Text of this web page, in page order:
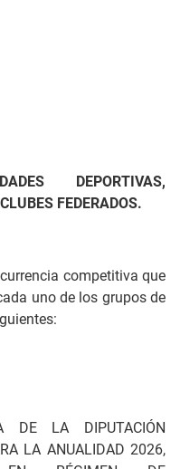
DEPORTIVAS,
FEDERADOS.
competitiva que
uno de los grupos de
DE LA DIPUTACIÓN
LA ANUALIDAD 2026,